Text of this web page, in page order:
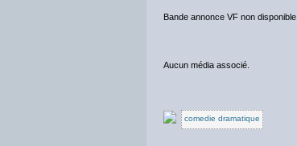
Bande annonce VF non disponible.
Aucun média associé.
comedie dramatique